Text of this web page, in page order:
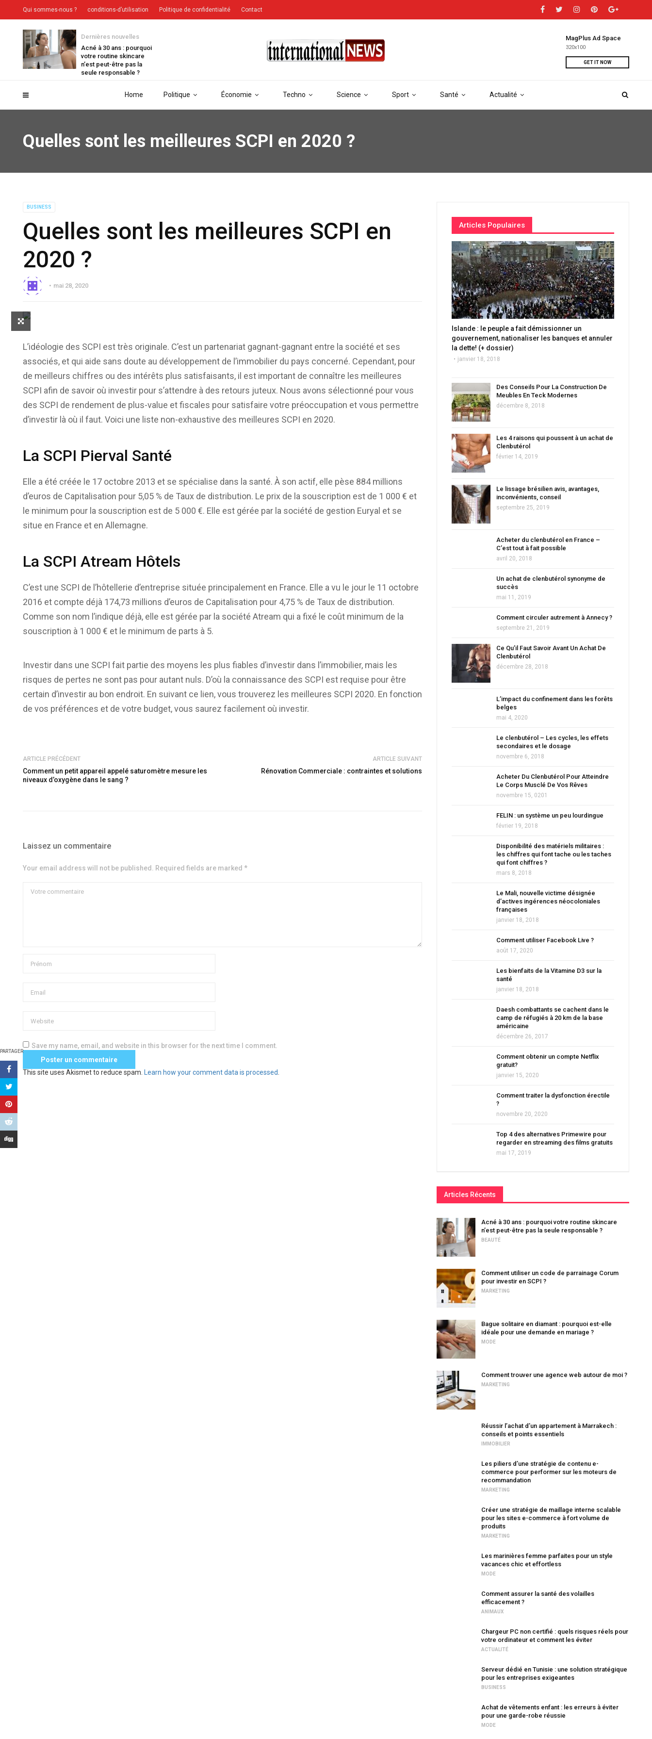
Home Politique Économie Techno Science Sport Santé Actualité
MagPlus Ad Space
320x100
GET IT NOW
Dernières nouvelles
Acné à 30 ans : pourquoi
votre routine skincare
n’est peut-être pas la
seule responsable ?
Qui sommes-nous ? conditions-d’utilisation Politique de confidentialité Contact
Quelles sont les meilleures SCPI en 2020 ?
BUSINESS
Quelles sont les meilleures SCPI en
2020 ?
mai 28, 2020
PARTAGER
L’idéologie des SCPI est très originale. C’est un partenariat gagnant-gagnant entre la société et ses
associés, et qui aide sans doute au développement de l’immobilier du pays concerné. Cependant, pour
de meilleurs chiffres ou des intérêts plus satisfaisants, il est important de connaître les meilleures
SCPI afin de savoir où investir pour s’attendre à des retours juteux. Nous avons sélectionné pour vous
des SCPI de rendement de plus-value et fiscales pour satisfaire votre préoccupation et vous permettre
d’investir là où il faut. Voici une liste non-exhaustive des meilleures SCPI en 2020.
La SCPI Pierval Santé
Elle a été créée le 17 octobre 2013 et se spécialise dans la santé. À son actif, elle pèse 884 millions
d’euros de Capitalisation pour 5,05 % de Taux de distribution. Le prix de la souscription est de 1 000 € et
le minimum pour la souscription est de 5 000 €. Elle est gérée par la société de gestion Euryal et se
situe en France et en Allemagne.
La SCPI Atream Hôtels
C’est une SCPI de l’hôtellerie d’entreprise située principalement en France. Elle a vu le jour le 11 octobre
2016 et compte déjà 174,73 millions d’euros de Capitalisation pour 4,75 % de Taux de distribution.
Comme son nom l’indique déjà, elle est gérée par la société Atream qui a fixé le coût minimum de la
souscription à 1 000 € et le minimum de parts à 5.
Investir dans une SCPI fait partie des moyens les plus fiables d’investir dans l’immobilier, mais les
risques de pertes ne sont pas pour autant nuls. D’où la connaissance des SCPI est requise pour être
certain d’investir au bon endroit. En suivant ce lien, vous trouverez les meilleures SCPI 2020. En fonction
de vos préférences et de votre budget, vous saurez facilement où investir.
ARTICLE PRÉCÉDENT
Comment un petit appareil appelé saturomètre mesure les
niveaux d’oxygène dans le sang ?
ARTICLE SUIVANT
Rénovation Commerciale : contraintes et solutions
Laissez un commentaire
Your email address will not be published. Required fields are marked *
Save my name, email, and website in this browser for the next time I comment.
This site uses Akismet to reduce spam. Learn how your comment data is processed
Articles Populaires
Islande : le peuple a fait démissionner un
gouvernement, nationaliser les banques et annuler
la dette! (+ dossier)
janvier 18, 2018
Des Conseils Pour La Construction De
Meubles En Teck Modernes
décembre 8, 2018
Les 4 raisons qui poussent à un achat de
Clenbutérol
février 14, 2019
Le lissage brésilien avis, avantages,
inconvénients, conseil
septembre 25, 2019
Acheter du clenbutérol en France –
C’est tout à fait possible
avril 20, 2018
Un achat de clenbutérol synonyme de
succès
mai 11, 2019
Comment circuler autrement à Annecy ?
septembre 21, 2019
Ce Qu’il Faut Savoir Avant Un Achat De
Clenbutérol
décembre 28, 2018
L’impact du confinement dans les forêts
belges
mai 4, 2020
Le clenbutérol – Les cycles, les effets
secondaires et le dosage
novembre 6, 2018
Acheter Du Clenbutérol Pour Atteindre
Le Corps Musclé De Vos Rêves
novembre 15, 0201
FELIN : un système un peu lourdingue
février 19, 2018
Disponibilité des matériels militaires :
les chiffres qui font tache ou les taches
qui font chiffres ?
mars 8, 2018
Le Mali, nouvelle victime désignée
d’actives ingérences néocoloniales
françaises
janvier 18, 2018
Comment utiliser Facebook Live ?
août 17, 2020
Les bienfaits de la Vitamine D3 sur la
santé
janvier 18, 2018
Daesh combattants se cachent dans le
camp de réfugiés à 20 km de la base
américaine
décembre 26, 2017
Comment obtenir un compte Netflix
gratuit?
janvier 15, 2020
Comment traiter la dysfonction érectile
?
novembre 20, 2020
Top 4 des alternatives Primewire pour
regarder en streaming des films gratuits
mai 17, 2019
Articles Récents
Acné à 30 ans : pourquoi votre routine skincare
n’est peut-être pas la seule responsable ?
BEAUTÉ
Comment utiliser un code de parrainage Corum
pour investir en SCPI ?
MARKETING
Bague solitaire en diamant : pourquoi est-elle
idéale pour une demande en mariage ?
MODE
Comment trouver une agence web autour de moi ?
MARKETING
Réussir l’achat d’un appartement à Marrakech :
conseils et points essentiels
IMMOBILIER
Les piliers d’une stratégie de contenu e-
commerce pour performer sur les moteurs de
recommandation
MARKETING
Créer une stratégie de maillage interne scalable
pour les sites e-commerce à fort volume de
produits
MARKETING
Les marinières femme parfaites pour un style
vacances chic et effortless
MODE
Comment assurer la santé des volailles
efficacement ?
ANIMAUX
Chargeur PC non certifié : quels risques réels pour
votre ordinateur et comment les éviter
ACTUALITÉ
Serveur dédié en Tunisie : une solution stratégique
pour les entreprises exigeantes
BUSINESS
Achat de vêtements enfant : les erreurs à éviter
pour une garde-robe réussie
MODE